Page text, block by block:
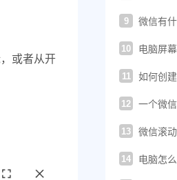
或者从开
9
微信有
10
电脑屏
11
如何创
12
一个微
13
微信滚
14
电脑怎